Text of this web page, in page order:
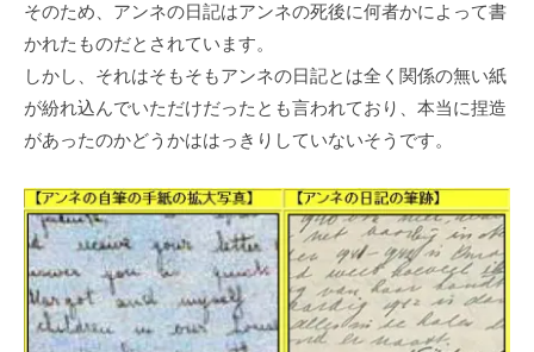
そのため、アンネの日記はアンネの死後に何者かによって書
かれたものだとされています。
しかし、それはそもそもアンネの日記とは全く関係の無い紙
が紛れ込んでいただけだったとも言われており、本当に捏造
があったのかどうかははっきりしていないそうです。